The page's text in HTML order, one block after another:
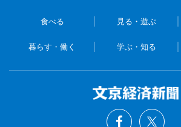
食べる 見る・遊ぶ
暮らす・働く 学ぶ・知る